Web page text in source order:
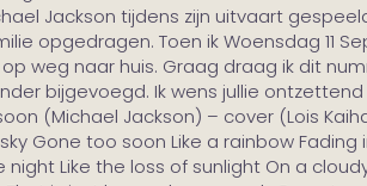
Jackson tijdens zijn uitvaart
opgedragen. Toen ik Woensdag 11
weg naar huis. Graag draag ik dit
bijgevoegd. Ik wens jullie
(Michael Jackson) – cover (Lois
Gone too soon Like a rainbow
Like the loss of sunlight On a